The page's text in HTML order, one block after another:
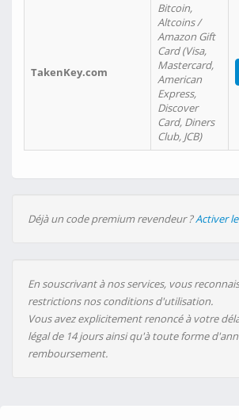
TakenKey.com
Bitcoin,
Altcoins /
Amazon Gift
Card (Visa,
Mastercard,
American
Express,
Discover
Card, Diners
Club, JCB)
Déjà un code premium revendeur ?Activer
En souscrivant à nos services, vous
restrictions nos conditions d'utilisation.
Vous avez explicitement renoncé à votre
légal de 14 jours ainsi qu'à toute forme
remboursement.